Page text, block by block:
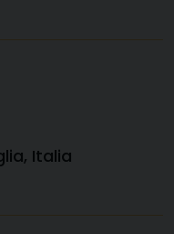
Italia